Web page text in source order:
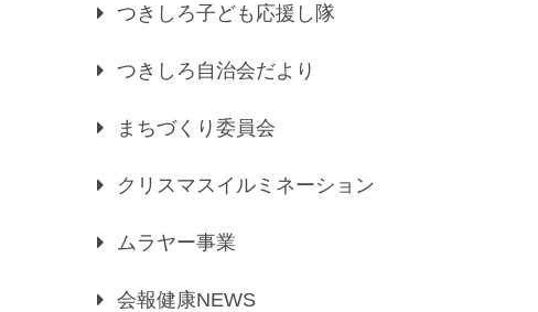
つきしろ子ども応援し隊
つきしろ自治会だより
まちづくり委員会
クリスマスイルミネーション
ムラヤー事業
会報健康NEWS